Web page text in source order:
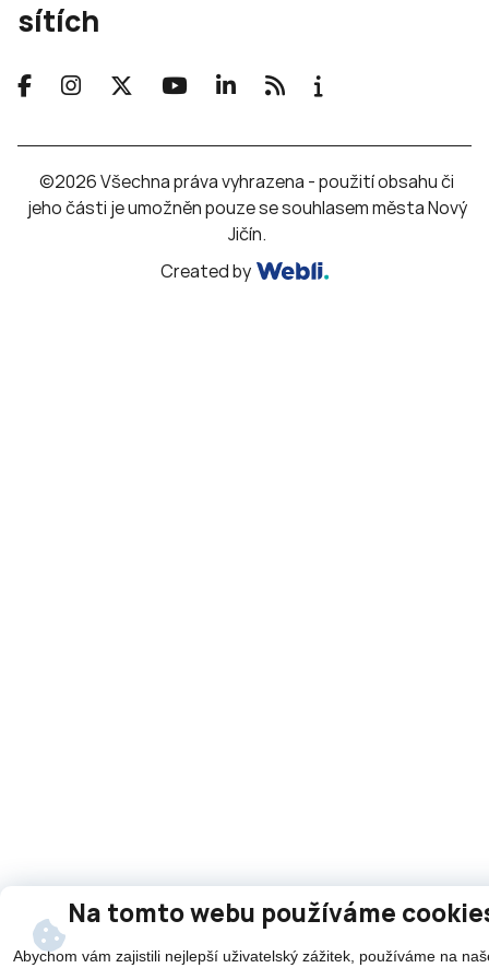
Na tomto webu používáme
Abychom vám zajistili nejlepší uživatelský zážitek, používáme na
sítích
©2026 Všechna práva vyhrazena - použití obsahu či
jeho části je umožněn pouze se souhlasem města Nový
Jičín.
Created by